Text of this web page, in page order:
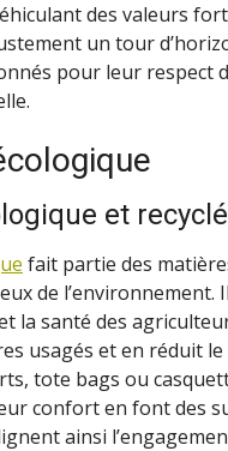
des valeurs
un tour
pour leur respect
et recyclé
fait partie des
de
la santé des
usagés et en réduit
tote bags ou
confort en font des
ainsi